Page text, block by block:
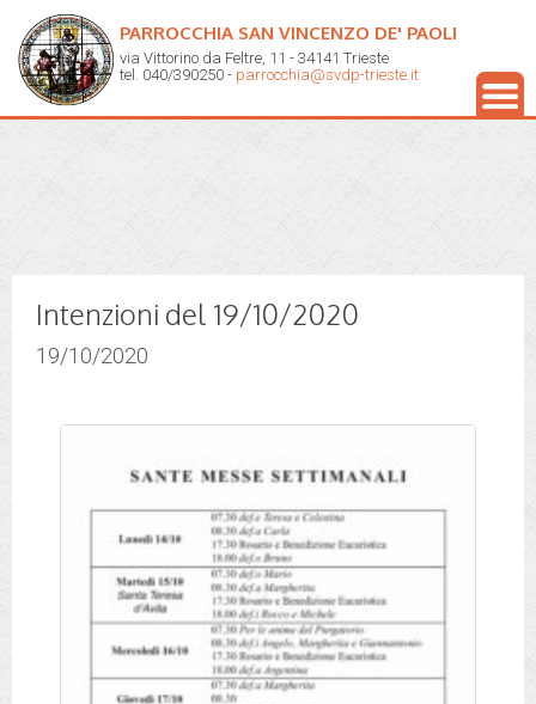
PARROCCHIA SAN VINCENZO DE' PAOLI
via Vittorino da Feltre, 11 - 34141 Trieste
tel. 040/390250 - parrocchia@svdp-trieste.it
Intenzioni del 19/10/2020
19/10/2020